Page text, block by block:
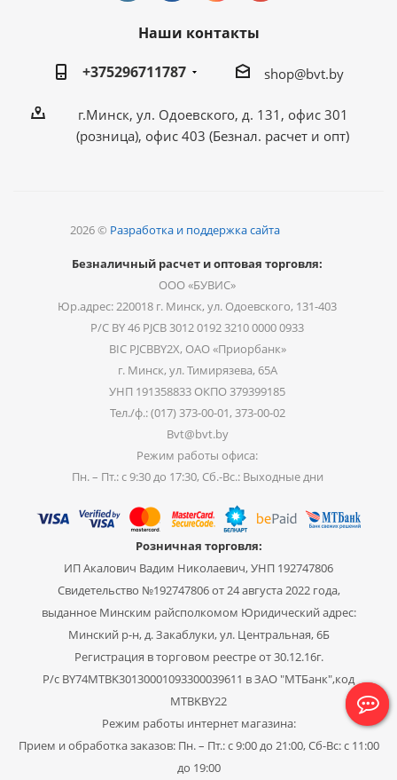
Наши контакты
+375296711787
shop@bvt.by
г.Минск, ул. Одоевского, д. 131, офис 301
(розница), офис 403 (Безнал. расчет и опт)
2026 © Разработка и поддержка сайта
Безналичный расчет и оптовая торговля:
ООО «БУВИС»
Юр.адрес: 220018 г. Минск, ул. Одоевского, 131-403
Р/С BY 46 PJCB 3012 0192 3210 0000 0933
BIC PJCBBY2X, ОАО «Приорбанк»
г. Минск, ул. Тимирязева, 65А
УНП 191358833 ОКПО 379399185
Тел./ф.: (017) 373-00-01, 373-00-02
Bvt@bvt.by
Режим работы офиса:
Пн. – Пт.: с 9:30 до 17:30, Сб.-Вс.: Выходные дни
Розничная торговля:
ИП Акалович Вадим Николаевич, УНП 192747806
Свидетельство №192747806 от 24 августа 2022 года,
выданное Минским райсполкомом Юридический адрес:
Минский р-н, д. Закаблуки, ул. Центральная, 6Б
Регистрация в торговом реестре от 30.12.16г.
Р/с BY74MTBK30130001093300039611 в ЗАО "МТБанк",код
MTBKBY22
Режим работы интернет магазина:
Прием и обработка заказов: Пн. – Пт.: с 9:00 до 21:00, Сб-Вс: с 11:00
до 19:00